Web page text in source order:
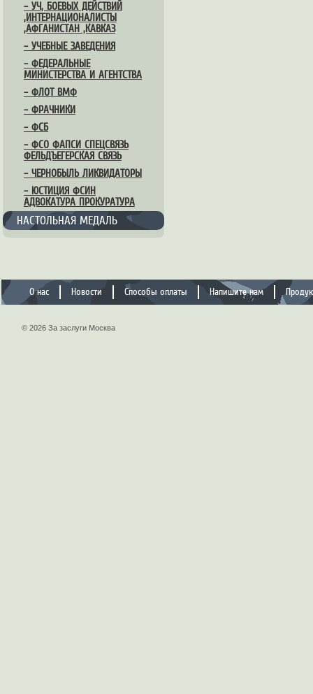
– УЧ, БОЕВЫХ ДЕЙСТВИЙ
,ИНТЕРНАЦИОНАЛИСТЫ
,АФГАНИСТАН ,КАВКАЗ
– УЧЕБНЫЕ ЗАВЕДЕНИЯ
– ФЕДЕРАЛЬНЫЕ
МИНИСТЕРСТВА И АГЕНТСТВА
– ФЛОТ ВМФ
– ФРАЧНИКИ
– ФСБ
– ФСО ФАПСИ СПЕЦСВЯЗЬ
ФЕЛЬДЪЕГЕРСКАЯ СВЯЗЬ
– ЧЕРНОБЫЛЬ ЛИКВИДАТОРЫ
– ЮСТИЦИЯ ФСИН
АДВОКАТУРА ПРОКУРАТУРА
НАСТОЛЬНАЯ МЕДАЛЬ
О нас Новости Способы оплаты Напишите нам
© 2026 За заслуги Москва